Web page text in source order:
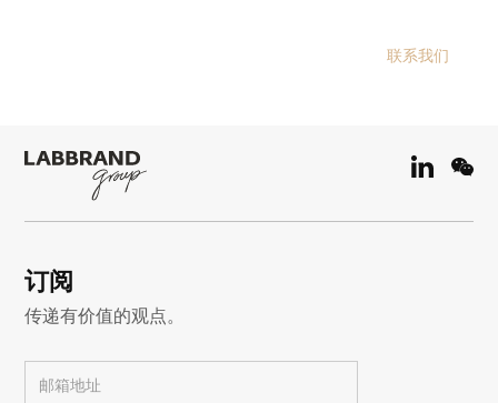
联系我们
订阅
传递有价值的观点。